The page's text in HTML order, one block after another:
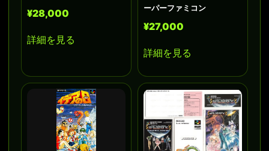
¥28,000
詳細を見る
ーパーファミコン
¥27,000
詳細を見る